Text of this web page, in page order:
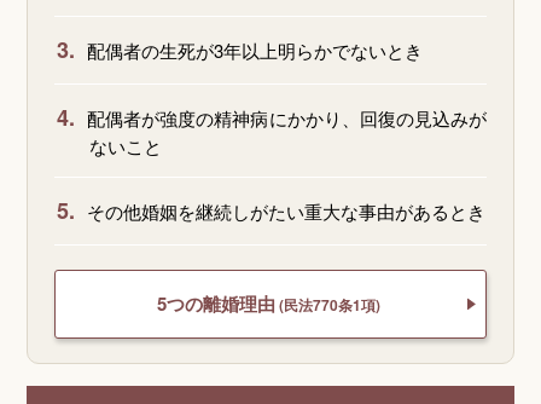
3. 配偶者の生死が3年以上明らかでないとき
4. 配偶者が強度の精神病にかかり、回復の見込みが
ないこと
5. その他婚姻を継続しがたい重大な事由があるとき
5つの離婚理由 (民法770条1項)